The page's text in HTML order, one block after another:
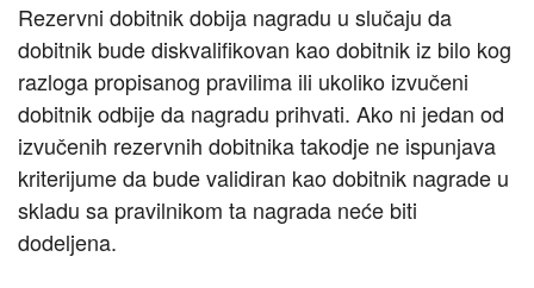
Rezervni dobitnik dobija nagradu u slučaju da
dobitnik bude diskvalifikovan kao dobitnik iz bilo kog
razloga propisanog pravilima ili ukoliko izvučeni
dobitnik odbije da nagradu prihvati. Ako ni jedan od
izvučenih rezervnih dobitnika takodje ne ispunjava
kriterijume da bude validiran kao dobitnik nagrade u
skladu sa pravilnikom ta nagrada neće biti
dodeljena.